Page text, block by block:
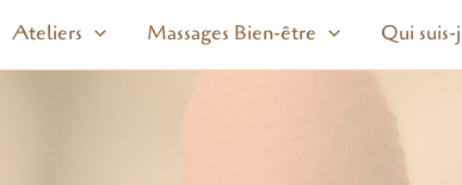
Ateliers Massages Bien-être Qui suis-